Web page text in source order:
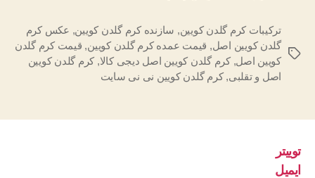
برچسب‌ها
ترکیبات کرم گلدن کویین, سازنده کرم گلدن کویین, عکس کرم
گلدن کویین اصل, قیمت عمده کرم گلدن کویین, قیمت کرم گلدن
کویین اصل,کرم گلدن کویین اصل دیجی کالا, کرم گلدن کویین
اصل و تقلبی,کرم گلدن کویین نی نی سایت
توییتر
ایمیل